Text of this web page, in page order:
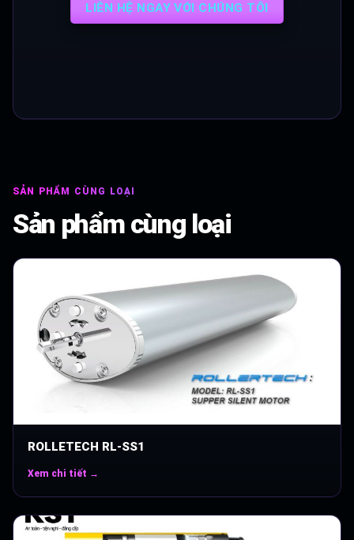
LIÊN HỆ NGAY VỚI CHÚNG TÔI
SẢN PHẨM CÙNG LOẠI
Sản phẩm cùng loại
ROLLETECH RL-SS1
Xem chi tiết →